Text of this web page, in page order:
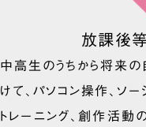
放課後
中高生のうちから将来
けて、パソコン操作、ソ
トレーニング、創作活動